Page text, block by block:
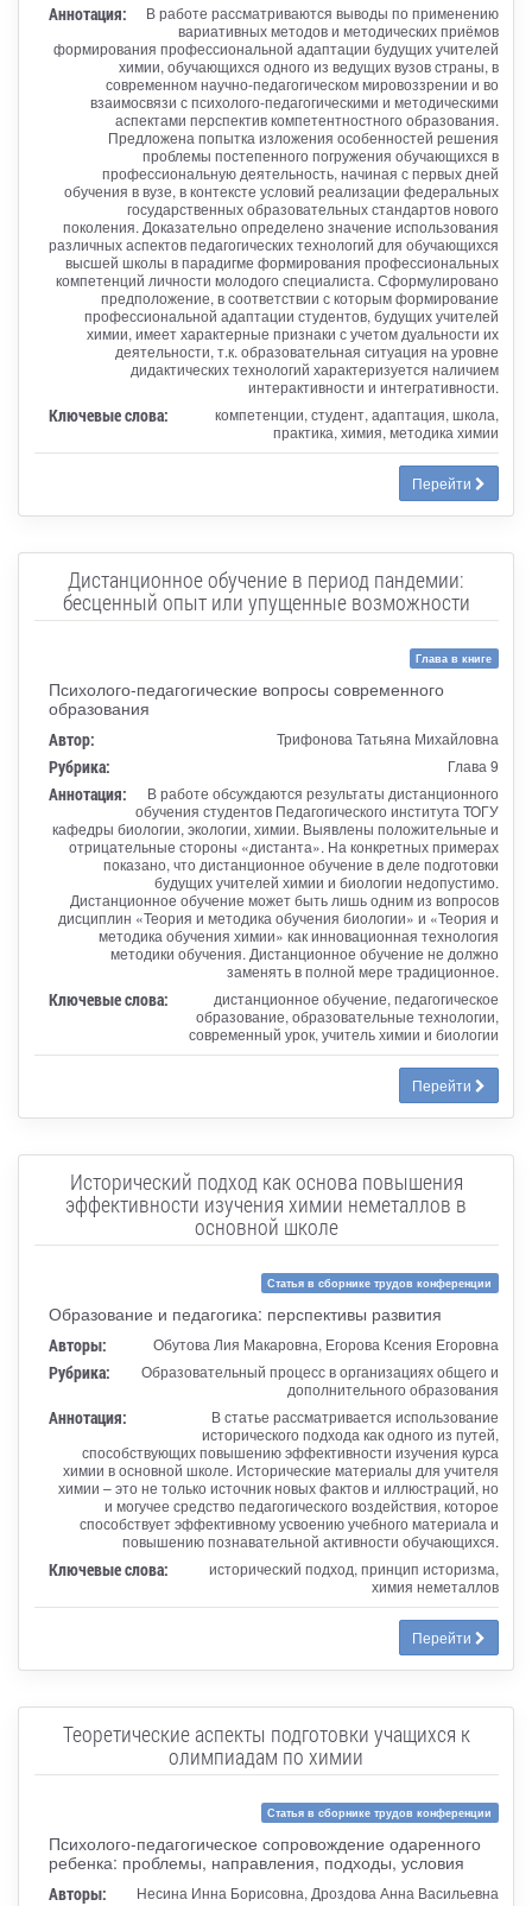
Аннотация:
В работе рассматриваются выводы по применению
вариативных методов и методических приёмов
формирования профессиональной адаптации будущих учителей
химии, обучающихся одного из ведущих вузов страны, в
современном научно-педагогическом мировоззрении и во
взаимосвязи с психолого-педагогическими и методическими
аспектами перспектив компетентностного образования.
Предложена попытка изложения особенностей решения
проблемы постепенного погружения обучающихся в
профессиональную деятельность, начиная с первых дней
обучения в вузе, в контексте условий реализации федеральных
государственных образовательных стандартов нового
поколения. Доказательно определено значение использования
различных аспектов педагогических технологий для обучающихся
высшей школы в парадигме формирования профессиональных
компетенций личности молодого специалиста. Сформулировано
предположение, в соответствии с которым формирование
профессиональной адаптации студентов, будущих учителей
химии, имеет характерные признаки с учетом дуальности их
деятельности, т.к. образовательная ситуация на уровне
дидактических технологий характеризуется наличием
интерактивности и интегративности.
Ключевые слова:
компетенции, студент, адаптация, школа,
практика, химия, методика химии
Перейти
Дистанционное обучение в период пандемии:
бесценный опыт или упущенные возможности
Глава в книге
Психолого-педагогические вопросы современного
образования
Автор: Трифонова Татьяна Михайловна
Рубрика: Глава 9
Аннотация:
В работе обсуждаются результаты дистанционного
обучения студентов Педагогического института ТОГУ
кафедры биологии, экологии, химии. Выявлены положительные и
отрицательные стороны «дистанта». На конкретных примерах
показано, что дистанционное обучение в деле подготовки
будущих учителей химии и биологии недопустимо.
Дистанционное обучение может быть лишь одним из вопросов
дисциплин «Теория и методика обучения биологии» и «Теория и
методика обучения химии» как инновационная технология
методики обучения. Дистанционное обучение не должно
заменять в полной мере традиционное.
Ключевые слова:
дистанционное обучение, педагогическое
образование, образовательные технологии,
современный урок, учитель химии и биологии
Перейти
Исторический подход как основа повышения
эффективности изучения химии неметаллов в
основной школе
Статья в сборнике трудов конференции
Образование и педагогика: перспективы развития
Авторы: Обутова Лия Макаровна, Егорова Ксения Егоровна
Рубрика:
Образовательный процесс в организациях общего и
дополнительного образования
Аннотация:
В статье рассматривается использование
исторического подхода как одного из путей,
способствующих повышению эффективности изучения курса
химии в основной школе. Исторические материалы для учителя
химии – это не только источник новых фактов и иллюстраций, но
и могучее средство педагогического воздействия, которое
способствует эффективному усвоению учебного материала и
повышению познавательной активности обучающихся.
Ключевые слова:
исторический подход, принцип историзма,
химия неметаллов
Перейти
Теоретические аспекты подготовки учащихся к
олимпиадам по химии
Статья в сборнике трудов конференции
Психолого-педагогическое сопровождение одаренного
ребенка: проблемы, направления, подходы, условия
Авторы: Несина Инна Борисовна, Дроздова Анна Васильевна